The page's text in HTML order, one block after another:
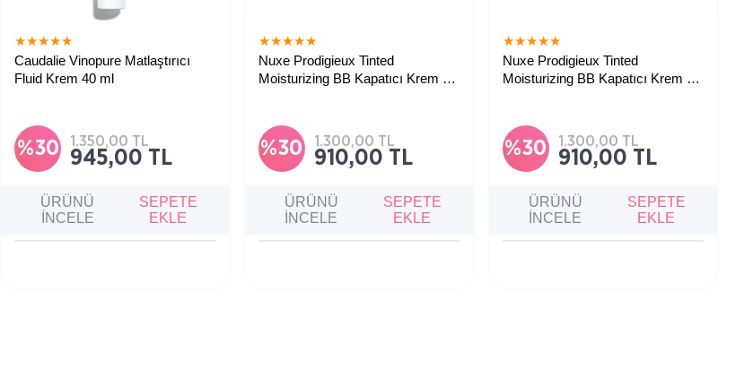
★★★★★
Caudalie Vinopure Matlaştırıcı
Fluid Krem 40 ml
%30 945,00 TL
1.350,00 TL
ÜRÜNÜ
İNCELE
SEPETE
EKLE
★★★★★
Nuxe Prodigieux Tinted
Moisturizing BB Kapatıcı Krem 02
kremdir.
%30 910,00 TL
1.300,00 TL
ÜRÜNÜ
İNCELE
SEPETE
EKLE
★★★★★
Nuxe Prodigieux Tinted
Moisturizing BB Kapatıcı Krem 01
%30 910,00 TL
1.300,00 TL
ÜRÜNÜ
İNCELE
SEPETE
EKLE